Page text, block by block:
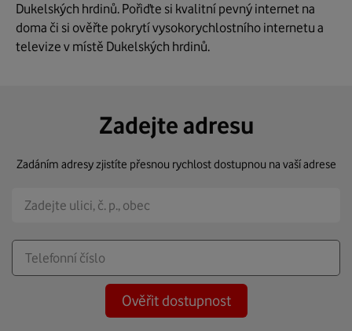
Dukelských hrdinů. Pořiďte si kvalitní pevný internet na
doma či si ověřte pokrytí vysokorychlostního internetu a
televize v místě Dukelských hrdinů.
Zadejte adresu
Zadáním adresy zjistíte přesnou rychlost dostupnou na vaší adrese
Ověřit dostupnost